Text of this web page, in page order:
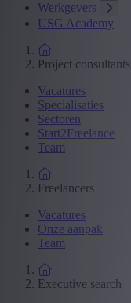
Werkgevers
USG Academy
Project consultants
Vacatures
Specialisaties
Sectoren
Start2Freelance
Team
Freelancers
Vacatures
Onze aanpak
Team
Executive search